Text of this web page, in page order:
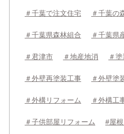
＃千葉で注文住宅 ＃千葉の
＃千葉県森林組合 ＃千葉県
＃君津市 ＃地産地消 ＃塗
＃外壁再塗装工事 ＃外壁塗
＃外構リフォーム ＃外構工
＃子供部屋リフォーム #屋